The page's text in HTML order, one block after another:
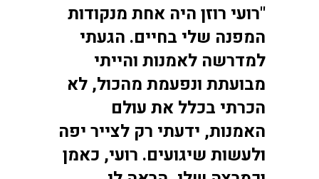
"רועי רוזן היה אחת מנקודות
המפנה שלי בחיים. הגעתי
למדרשה לאמנות והייתי
מבועתת ונפעמת מהכול, לא
הכרתי בכלל את עולם
האמנות, ידעתי רק לצייר יפה
ולעשות שיגועים. רועי, כאמן